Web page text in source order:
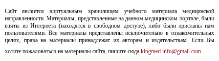
Сайт является виртуальным хранилищем учебного материала медицинской
направленности. Материалы, представленные на данном медицинском портале, были
взяты из Интернета (находятся в свободном доступе), либо были присланы нам
пользователями. Все материалы представлены исключительно в ознакомительных
целях, права на материалы принадлежат их авторам и издательствам. Если Вы
хотите пожаловаться на материалы сайта, пишите сюда kingmed.info@gmail.com